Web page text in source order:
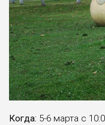
Когда: 5-6 марта с